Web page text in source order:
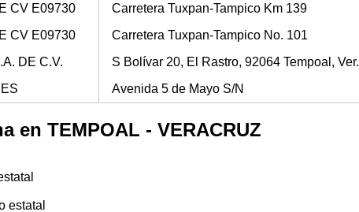
CV E09730
Carretera Tuxpan-Tampico Km 139
CV E09730
Carretera Tuxpan-Tampico No. 101
DE C.V.
S Bolívar 20, El Rastro, 92064 Tempoal, Ver.
Avenida 5 de Mayo S/N
en TEMPOAL - VERACRUZ
estatal